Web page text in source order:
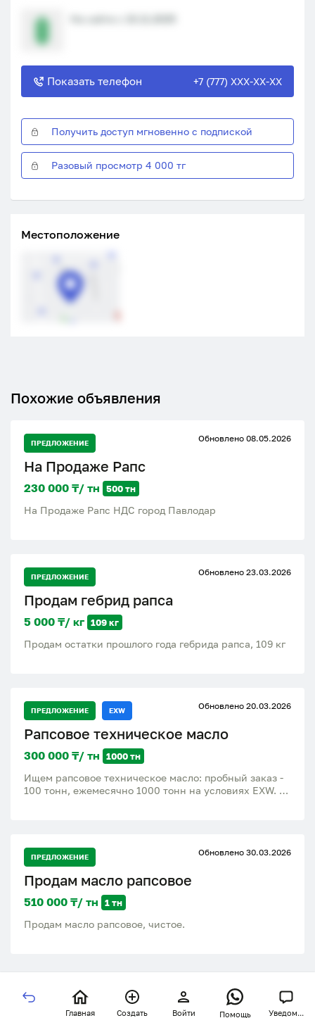
Показать телефон +7 (777) XXX-XX-XX
Получить доступ мгновенно с подпиской
Разовый просмотр 4 000 тг
Местоположение
Похожие объявления
ПРЕДЛОЖЕНИЕ Обновлено 08.05.2026
На Продаже Рапс
230 000 ₸/ тн 500 тн
На Продаже Рапс НДС город Павлодар
ПРЕДЛОЖЕНИЕ Обновлено 23.03.2026
Продам гебрид рапса
5 000 ₸/ кг 109 кг
Продам остатки прошлого года гебрида рапса, 109 кг
ПРЕДЛОЖЕНИЕ EXW Обновлено 20.03.2026
Рапсовое техническое масло
300 000 ₸/ тн 1000 тн
Ищем рапсовое техническое масло: пробный заказ -
100 тонн, ежемесячно 1000 тонн на условиях EXW.
ПРЕДЛОЖЕНИЕ Обновлено 30.03.2026
Продам масло рапсовое
510 000 ₸/ тн 1 тн
Продам масло рапсовое, чистое.
Главная
Создать
Войти Помощь Уведом...